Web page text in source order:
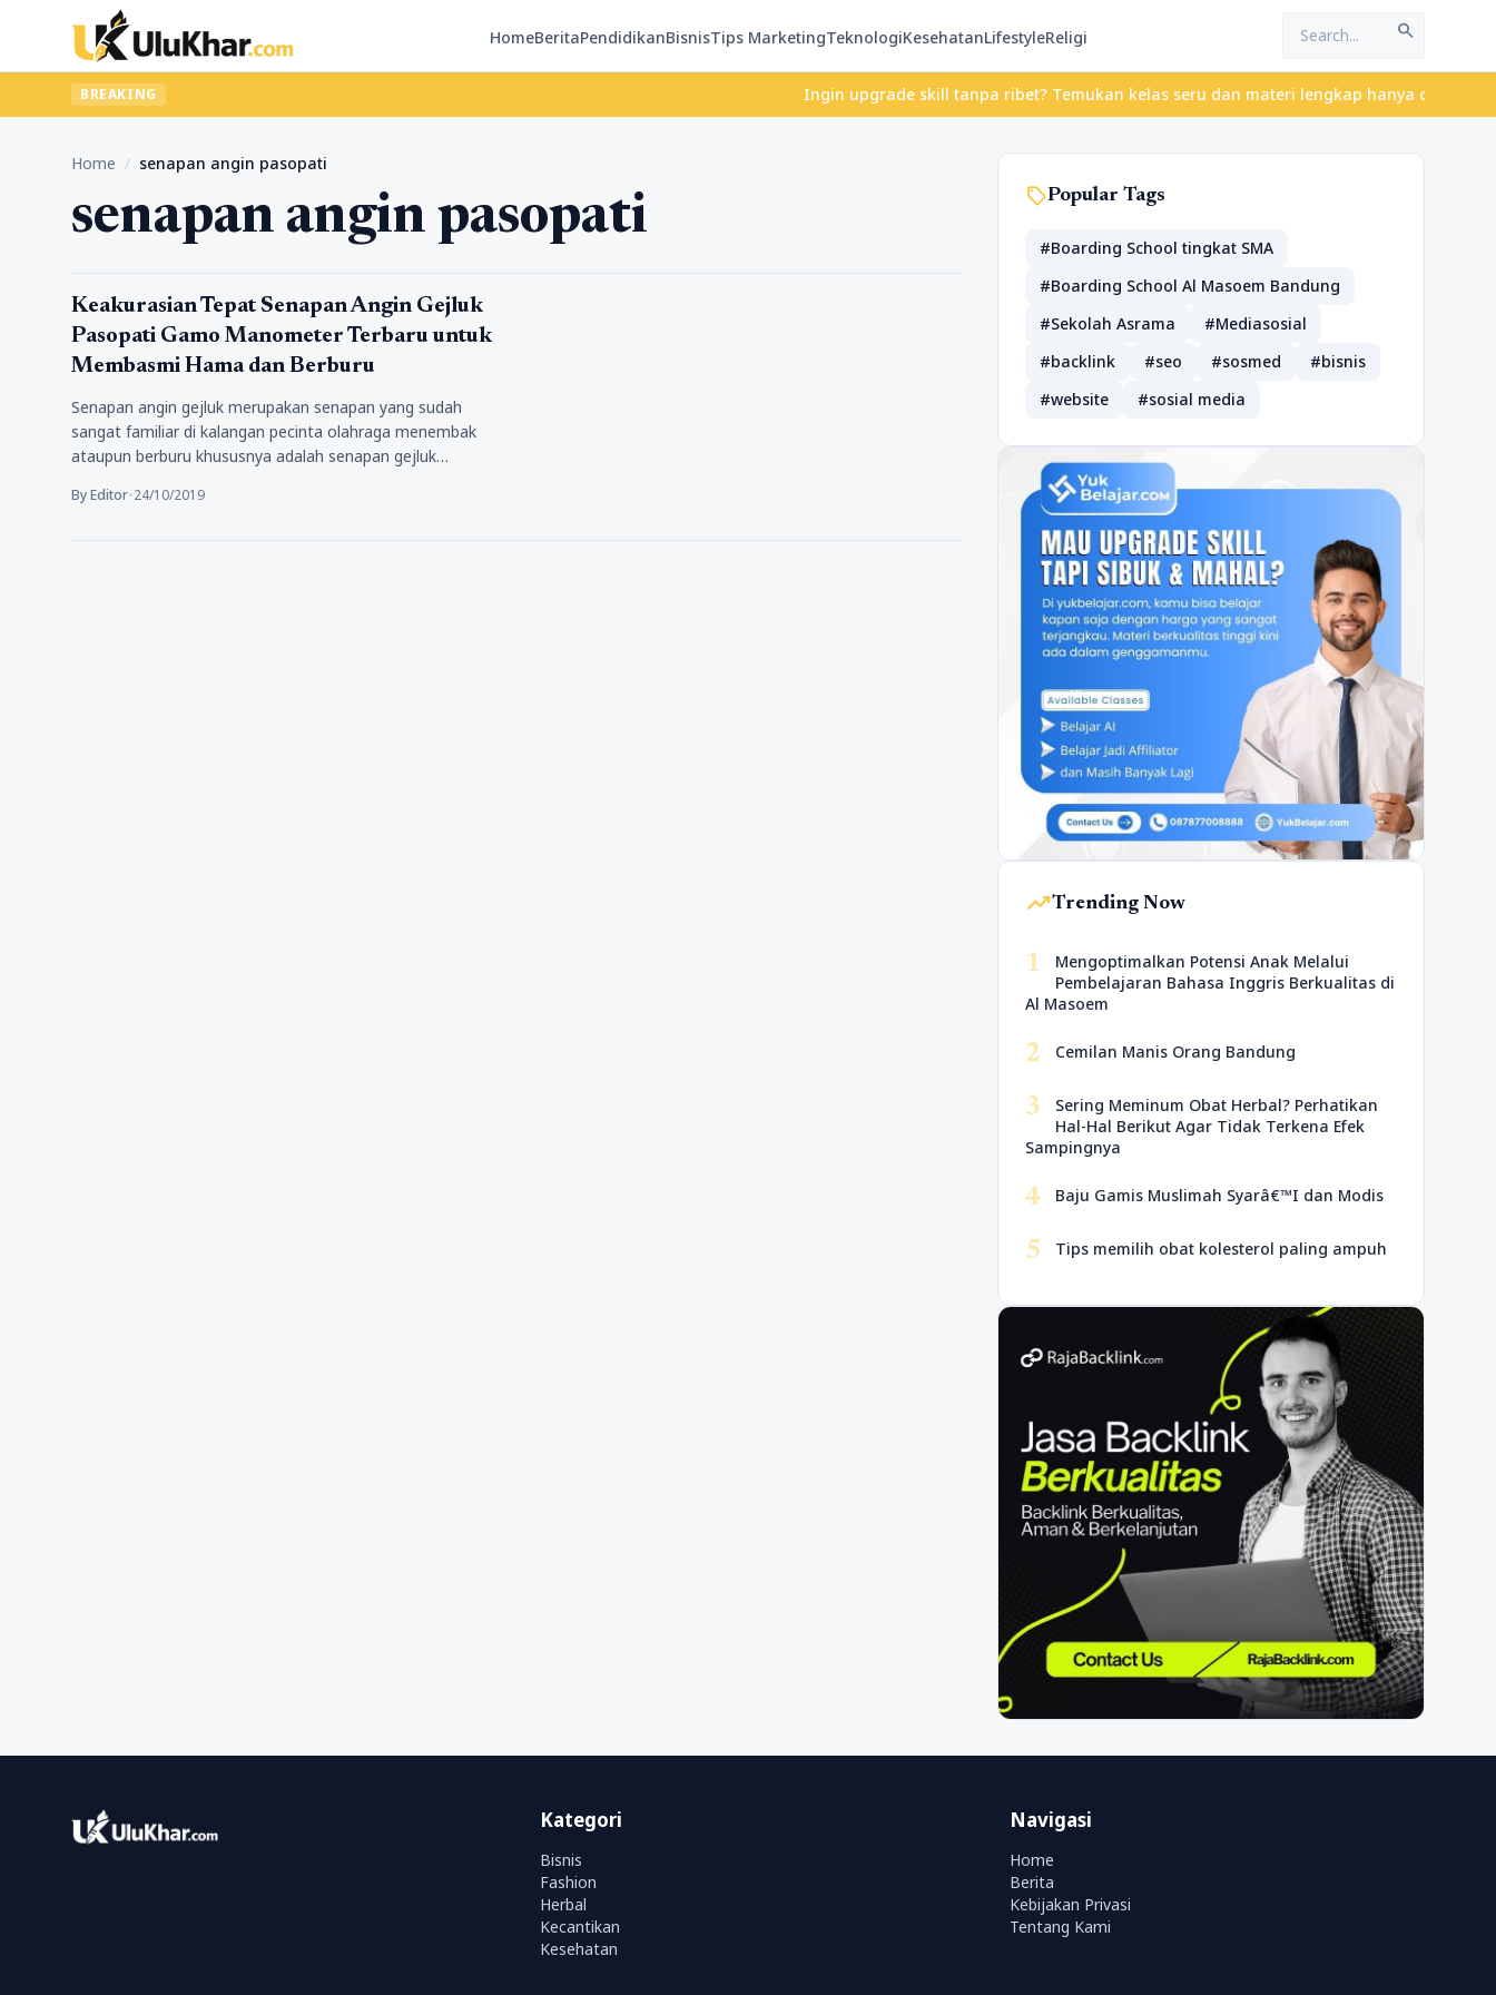
HomeBeritaPendidikanBisnisTips MarketingTeknologiKesehatanLifestyleReligi search
BREAKING Ingin upgrade skill tanpa ribet? Temukan kelas seru dan materi lengkap hanya di
Home / senapan angin pasopati
senapan angin pasopati
Pengalamanku
Keakurasian Tepat Senapan Angin Gejluk
Pasopati Gamo Manometer Terbaru untuk
Membasmi Hama dan Berburu
Senapan angin gejluk merupakan senapan yang sudah
sangat familiar di kalangan pecinta olahraga menembak
ataupun berburu khususnya adalah senapan gejluk…
By Editor•24/10/2019
sellPopular Tags
#Boarding School tingkat SMA
#Boarding School Al Masoem Bandung
#Sekolah Asrama
#Mediasosial
#backlink
#seo #sosmed
#bisnis
#website
#sosial media
trending_upTrending Now
1
Mengoptimalkan Potensi Anak Melalui
Pembelajaran Bahasa Inggris Berkualitas di
Al Masoem
2 Cemilan Manis Orang Bandung
3
Sering Meminum Obat Herbal? Perhatikan
Hal-Hal Berikut Agar Tidak Terkena Efek
Sampingnya
4 Baju Gamis Muslimah Syarâ€™I dan Modis
5 Tips memilih obat kolesterol paling ampuh
Kategori
Bisnis
Fashion
Herbal
Kecantikan
Kesehatan
Navigasi
Home
Berita
Kebijakan Privasi
Tentang Kami